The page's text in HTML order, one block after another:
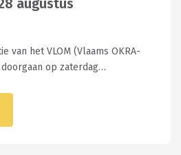
28 augustus
van het VLOM (Vlaams OKRA-
op zaterdag…